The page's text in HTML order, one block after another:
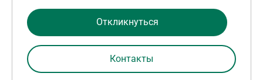
Откликнуться
Контакты